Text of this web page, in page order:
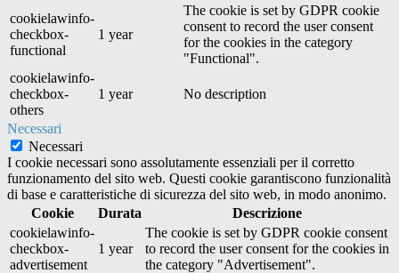
cookielawinfo-
checkbox-
functional
1 year
The cookie is set by GDPR cookie
consent to record the user consent
for the cookies in the category
"Functional".
cookielawinfo-
checkbox-
others
1 year No description
Necessari
Necessari
I cookie necessari sono assolutamente essenziali per il corretto
funzionamento del sito web. Questi cookie garantiscono funzionalità
di base e caratteristiche di sicurezza del sito web, in modo anonimo.
Cookie
Durata
Descrizione
cookielawinfo-
checkbox-
advertisement
1 year
The cookie is set by GDPR cookie consent
to record the user consent for the cookies in
the category "Advertisement".